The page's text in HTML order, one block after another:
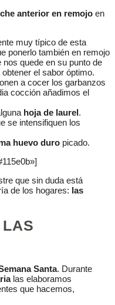
anterior en remojo en
muy típico de esta
ponerlo también en remojo
quede en su punto de
el sabor óptimo.
a cocer los garbanzos
cocción añadimos el
hoja de laurel.
se intensifiquen los
huevo duro picado.
que sin duda está
de los hogares: las
Santa. Durante
las elaboramos
que hacemos,